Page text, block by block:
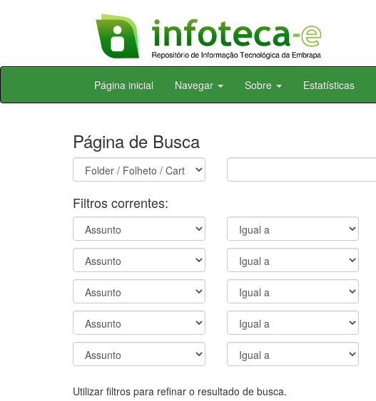
Skip
Página inicial Navegar Sobre Estatísticas
Página de Busca
Filtros correntes:
Utilizar filtros para refinar o resultado de busca.